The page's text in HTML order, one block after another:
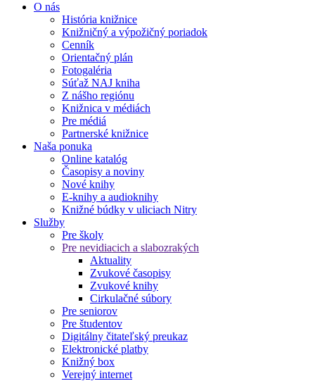
O nás
História knižnice
Knižničný a výpožičný poriadok
Cenník
Orientačný plán
Fotogaléria
Súťaž NAJ kniha
Z nášho regiónu
Knižnica v médiách
Pre médiá
Partnerské knižnice
Naša ponuka
Online katalóg
Časopisy a noviny
Nové knihy
E-knihy a audioknihy
Knižné búdky v uliciach Nitry
Služby
Pre školy
Pre nevidiacich a slabozrakých
Aktuality
Zvukové časopisy
Zvukové knihy
Cirkulačné súbory
Pre seniorov
Pre študentov
Digitálny čitateľský preukaz
Elektronické platby
Knižný box
Verejný internet